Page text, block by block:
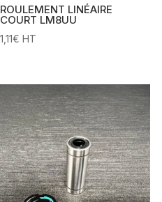
ROULEMENT LINÉAIRE
COURT LM8UU
1,11€ HT